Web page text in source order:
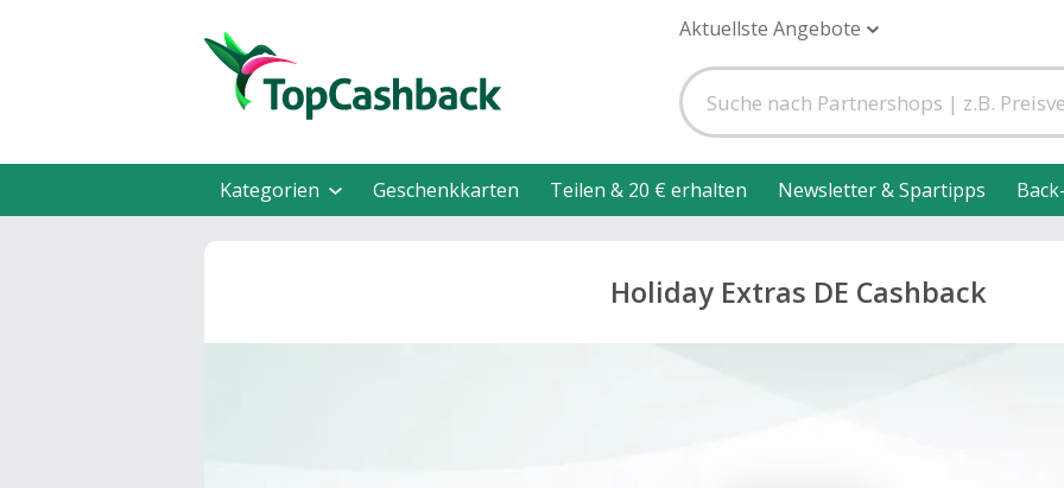
Aktuellste Angebote
Kategorien Geschenkkarten Teilen & 20 € erhalten Newsletter & Spartipps
Holiday Extras DE Cashback